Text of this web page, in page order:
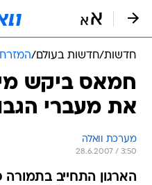
חדשות/חדשות בעולם/המזרח
חמאס ביקש
את מעברי
מערכת וואלה
28.6.2007 / 3:50
הארגון התחייב בתמורה